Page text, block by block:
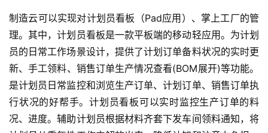
制造云可以实现对计划员看板（Pad应用）、掌上工厂的管
理。其中，计划员看板是一款平板端的移动轻应用。为计划
员的日常工作场景设计，提供了计划订单备料状况的实时更
新、手工领料、销售订单生产情况查看(BOM展开)等功能。
是计划员日常监控和浏览生产订单、计划订单、销售订单执
行状况的好帮手。计划员看板可以实时监控生产订单的料
况、进度。辅助计划员根据材料齐套下发车间领料通知，将